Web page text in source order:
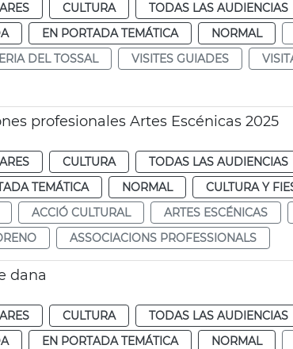
CULTURA TODAS LAS AUDIENCIAS
EN PORTADA TEMÁTICA NORMAL
DEL TOSSAL VISITES GUIADES
profesionales Artes Escénicas 2025
CULTURA TODAS LAS AUDIENCIAS
TEMÁTICA NORMAL
CULTURA Y
ACCIÓ CULTURAL ARTES ESCÉNICAS
ASSOCIACIONS PROFESSIONALS
dana
CULTURA TODAS LAS AUDIENCIAS
EN PORTADA TEMÁTICA NORMAL